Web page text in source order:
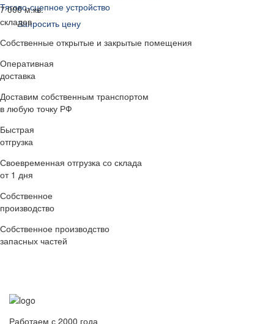
Тягово-сцепное устройство
Запросить цену
7 000 м.кв.
складов
Собственные открытые и закрытые помещения
Оперативная
доставка
Доставим собственным транспортом
в любую точку РФ
Быстрая
отгрузка
Своевременная отгрузка со склада
от 1 дня
Собственное
производство
Собственное производство
запасных частей
Работаем с 2000 года